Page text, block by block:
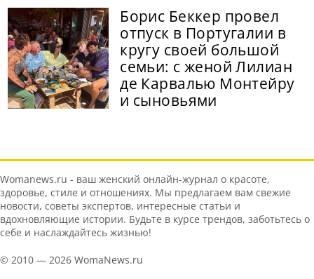
Борис Беккер провел
отпуск в Португалии в
кругу своей большой
семьи: с женой Лилиан
де Карвалью Монтейру
и сыновьями
Womanews.ru - ваш женский онлайн-журнал о красоте,
здоровье, стиле и отношениях. Мы предлагаем вам свежие
новости, советы экспертов, интересные статьи и
вдохновляющие истории. Будьте в курсе трендов, заботьтесь о
себе и наслаждайтесь жизнью!
© 2010 — 2026 WomaNews.ru